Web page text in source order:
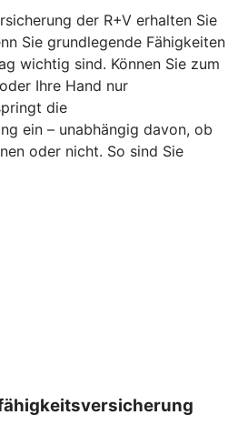
der R+V erhalten Sie
Sie grundlegende Fähigkeiten
wichtig sind. Können Sie zum
Ihre Hand nur
die
ein – unabhängig davon, ob
oder nicht. So sind Sie